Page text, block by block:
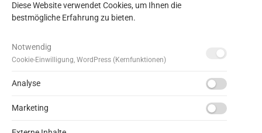
Spendenkonto:
Helfende Hände e.V.
Sparkasse Pforzheim Calw
IBAN DE53666500850000178500
BIC: PZHSDE66XXX
Spenden sind absetzbar.
Diese Website verwendet Cookies, um Ihnen die
bestmögliche Erfahrung zu bieten.
Notwendig
Cookie-Einwilligung, WordPress (Kernfunktionen)
Analyse
Marketing